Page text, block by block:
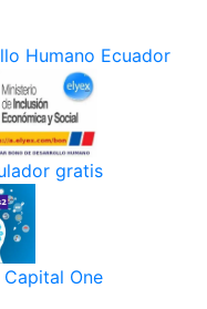
Humano Ecuador
gratis
One